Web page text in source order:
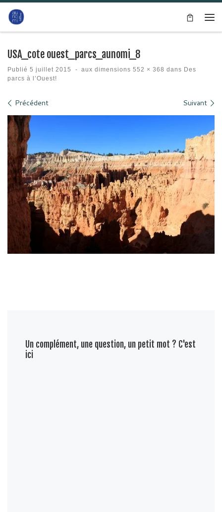
Passer au contenu
USA_cote ouest_parcs_aunomi_8
Publié 5 juillet 2015 - aux dimensions 552 × 368 dans Des
parcs à l’Ouest!
Navigation des images
Précédent Suivant
Un complément, une question, un petit mot ? C'est
ici